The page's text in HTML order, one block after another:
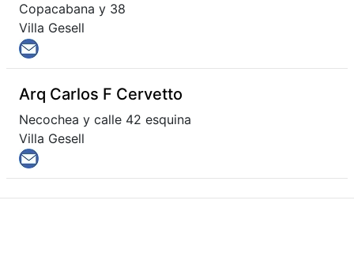
Copacabana y 38
Villa Gesell
Arq Carlos F Cervetto
Necochea y calle 42 esquina
Villa Gesell